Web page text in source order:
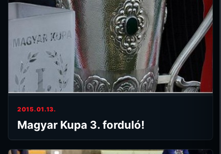
2015.01.13.
Magyar Kupa 3. forduló!